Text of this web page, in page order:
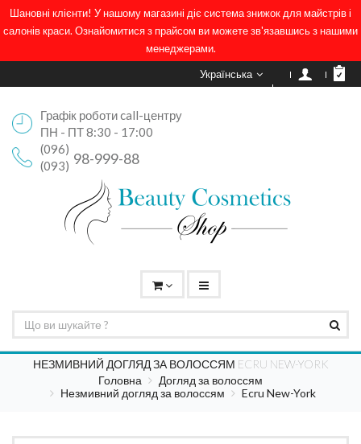
Шановні клієнти! У нашому магазині діє система знижок для майстрів і
салонів краси. Ознайомитися з прайсом ви можете зв'язавшись з нашими
менеджерами.
Українська
Графік роботи call-центру
ПН - ПТ 8:30 - 17:00
(096)
98-999-88
(093)
НЕЗМИВНИЙ ДОГЛЯД ЗА ВОЛОССЯМ ECRU NEW-YORK
Головна
Догляд за волоссям
Незмивний догляд за волоссям
Ecru New-York